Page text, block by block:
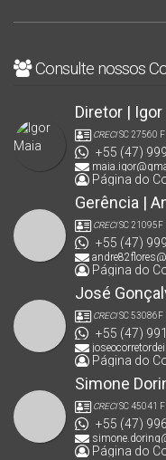
Consulte nossos
Diretor | Igor
CRECISC 27560 F
+55 (47)
Página do
Gerência |
CRECISC 21095F
+55 (47)
Página do
José
CRECISC 53086F
+55 (47)
Página do
Simone
CRECISC 45041 F
+55 (47)
Página do